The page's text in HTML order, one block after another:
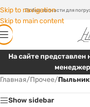
Skip to navigation
Skip to main content
Любые запчасти для
На сайте представлен
Главная/Прочее/
Show sidebar